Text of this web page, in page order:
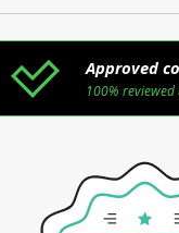
Approved
100%